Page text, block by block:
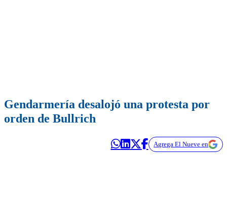
Gendarmería desalojó una protesta por
orden de Bullrich
Agrega El Nueve en